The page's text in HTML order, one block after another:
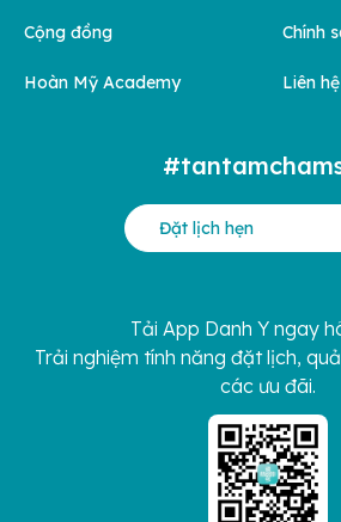
Cộng đồng
Hoàn Mỹ Academy
Chính
Liên hệ
Đặt lịch hẹn
Tải App Danh Y ngay
Trải nghiệm tính năng đặt lịch,
các ưu đãi.